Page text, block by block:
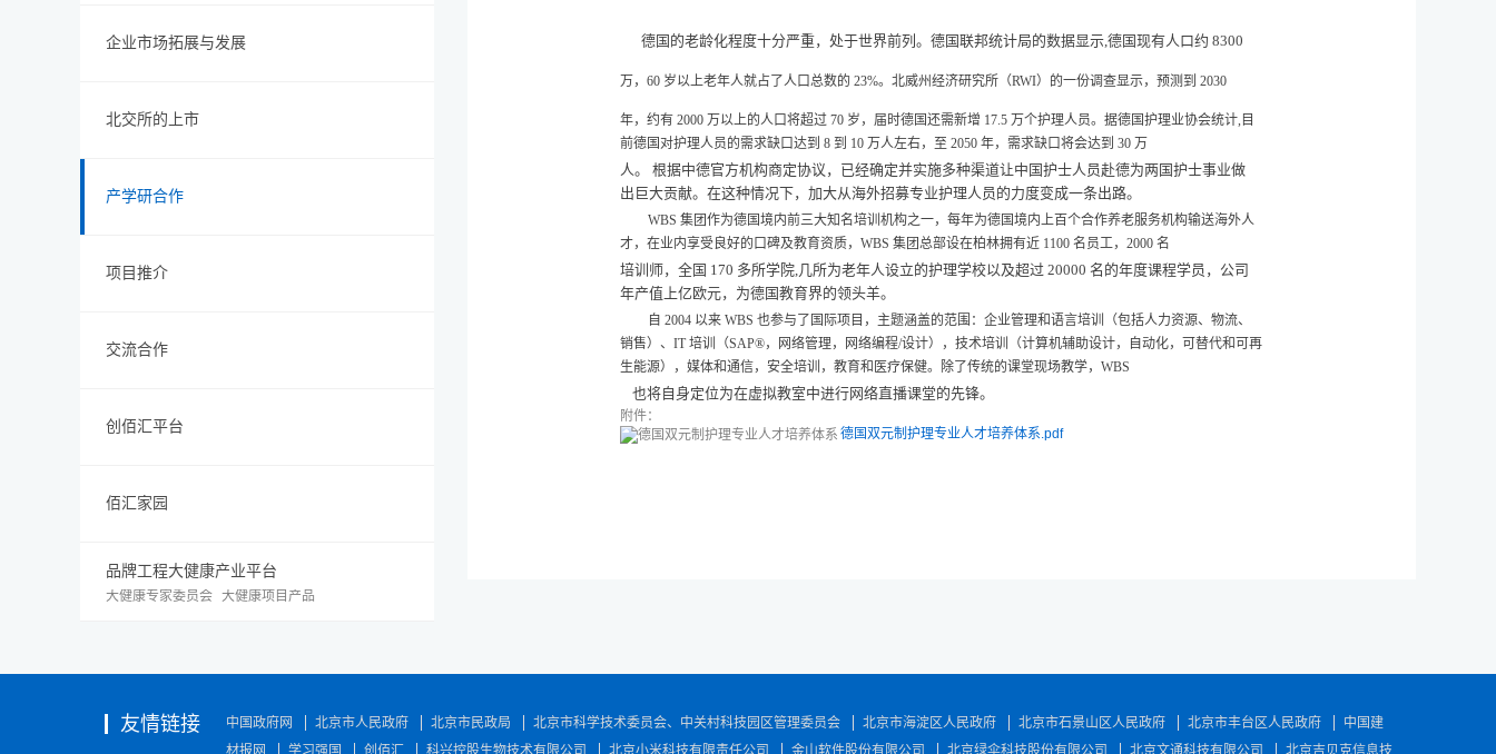
企业市场拓展与发展
北交所的上市
产学研合作
项目推介
交流合作
创佰汇平台
佰汇家园
品牌工程大健康产业平台
大健康专家委员会 大健康项目产品
德国的老龄化程度十分严重，处于世界前列。德国联邦统计局的数据显示,德国现有人口约 8300
万， 60 岁以上老年人就占了人口总数的 23%。北威州经济研究所（RWI）的一份调查显示，预测到 2030
年，约有 2000 万以上的人口将超过 70 岁，届时德国还需新增 17.5 万个护理人员。据德国护理业协会统计, 目
前德国对护理人员的需求缺口达到 8 到 10 万人左右，至 2050 年，需求缺口将会达到 30 万
人。
根据中德官方机构商定协议，已经确定并实施多种渠道让中国护士人员赴德为两国护士事业做
出巨大贡献。在这种情况下，加大从海外招募专业护理人员的力度变成一条出路。
WBS 集团作为德国境内前三大知名培训机构之一，每年为德国境内上百个合作养老服务机构输送海外人
才，在业内享受良好的口碑及教育资质， WBS 集团总部设在柏林拥有近 1100 名员工， 2000 名
培训师，全国 170 多所学院,几所为老年人设立的护理学校以及超过 20000 名的年度课程学员，公司
年产值上亿欧元，为德国教育界的领头羊。
自 2004 以来 WBS 也参与了国际项目，主题涵盖的范围：企业管理和语言培训（包括人力资源、物流、
销售）、 IT 培训（SAP®，网络管理，网络编程/设计），技术培训（计算机辅助设计，自动化，可替代和可再
生能源），媒体和通信，安全培训，教育和医疗保健。除了传统的课堂现场教学， WBS
也将自身定位为在虚拟教室中进行网络直播课堂的先锋。
附件：
德国双元制护理专业人才培养体系.pdf
友情链接 中国政府网 北京市人民政府 北京市民政局 北京市科学技术委员会、中关村科技园区管理委员会 北京市海淀区人民政府 北京市石景山区人民政府 北京市丰台区人民政府
中国建
材报网
学习强国 创佰汇 科兴控股生物技术有限公司 北京小米科技有限责任公司 金山软件股份有限公司 北京绿伞科技股份有限公司 北京文通科技有限公司 北京吉贝克信息技